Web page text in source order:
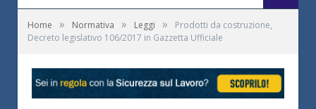
Home » Normativa » Leggi »
Prodotti da costruzione,
Decreto legislativo 106/2017 in Gazzetta Ufficiale